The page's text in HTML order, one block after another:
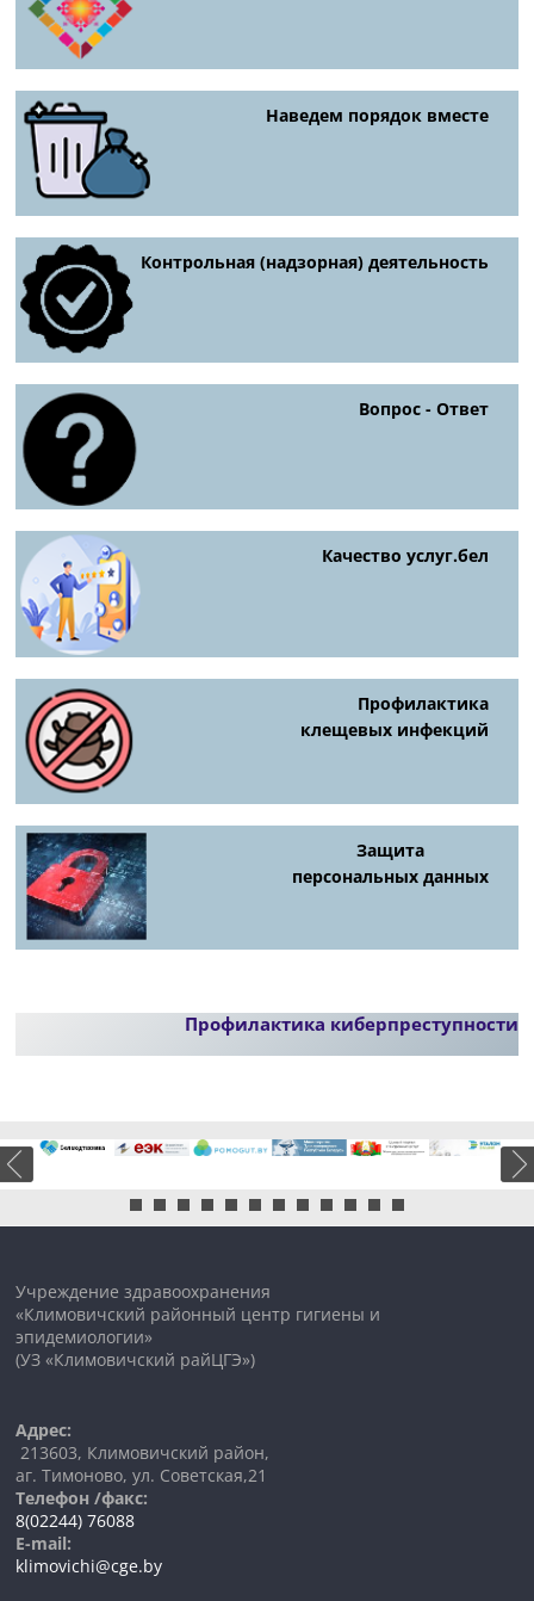
Наведем порядок вместе
Контрольная (надзорная) деятельность
Вопрос - Ответ
Качество услуг.бел
Профилактика
клещевых инфекций
Защита
персональных данных
Профилактика киберпреступности
Учреждение здравоохранения
«Климовичский районный центр гигиены и
эпидемиологии»
(УЗ «Климовичский райЦГЭ»)
Адрес:
213603, Климовичский район,
аг. Тимоново, ул. Советская,21
Телефон /факс:
8(02244) 76088
E-mail:
klimovichi@cge.by